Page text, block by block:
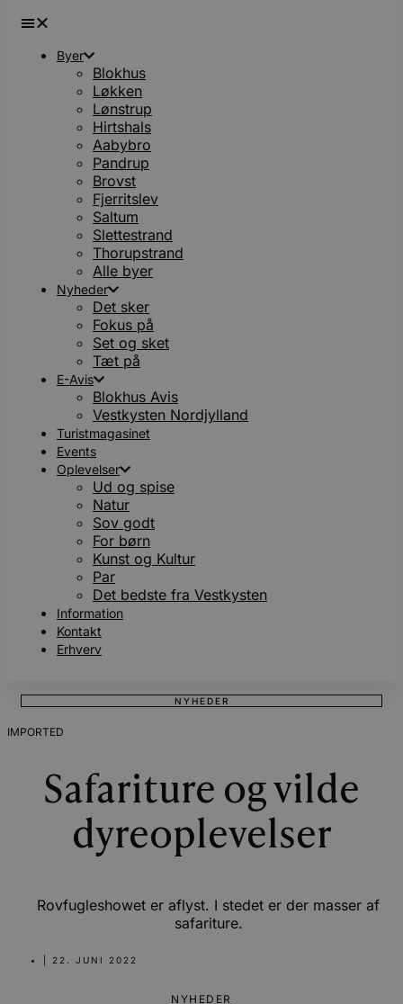
Byer
Blokhus
Løkken
Lønstrup
Hirtshals
Aabybro
Pandrup
Brovst
Fjerritslev
Saltum
Slettestrand
Thorupstrand
Alle byer
Nyheder
Det sker
Fokus på
Set og sket
Tæt på
E-Avis
Blokhus Avis
Vestkysten Nordjylland
Turistmagasinet
Events
Oplevelser
Ud og spise
Natur
Sov godt
For børn
Kunst og Kultur
Par
Det bedste fra Vestkysten
Information
Kontakt
Erhverv
NYHEDER
IMPORTED
Safariture og vilde
dyreoplevelser
Rovfugleshowet er aflyst. I stedet er der masser af
safariture.
22. JUNI 2022
NYHEDER